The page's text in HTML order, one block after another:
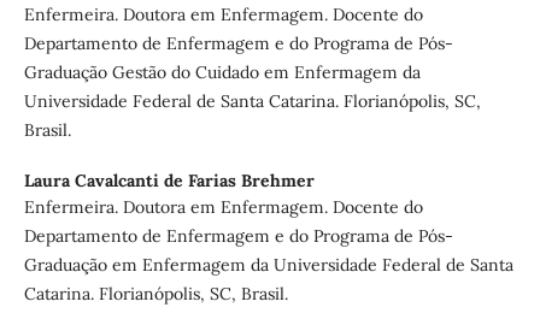
Enfermeira. Doutora em Enfermagem. Docente do
Departamento de Enfermagem e do Programa de Pós-
Graduação Gestão do Cuidado em Enfermagem da
Universidade Federal de Santa Catarina. Florianópolis, SC,
Brasil.
Laura Cavalcanti de Farias Brehmer
Enfermeira. Doutora em Enfermagem. Docente do
Departamento de Enfermagem e do Programa de Pós-
Graduação em Enfermagem da Universidade Federal de Santa
Catarina. Florianópolis, SC, Brasil.